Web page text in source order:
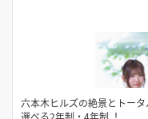
六本木ヒルズの絶景とトー
選べる2年制・4年制 ！